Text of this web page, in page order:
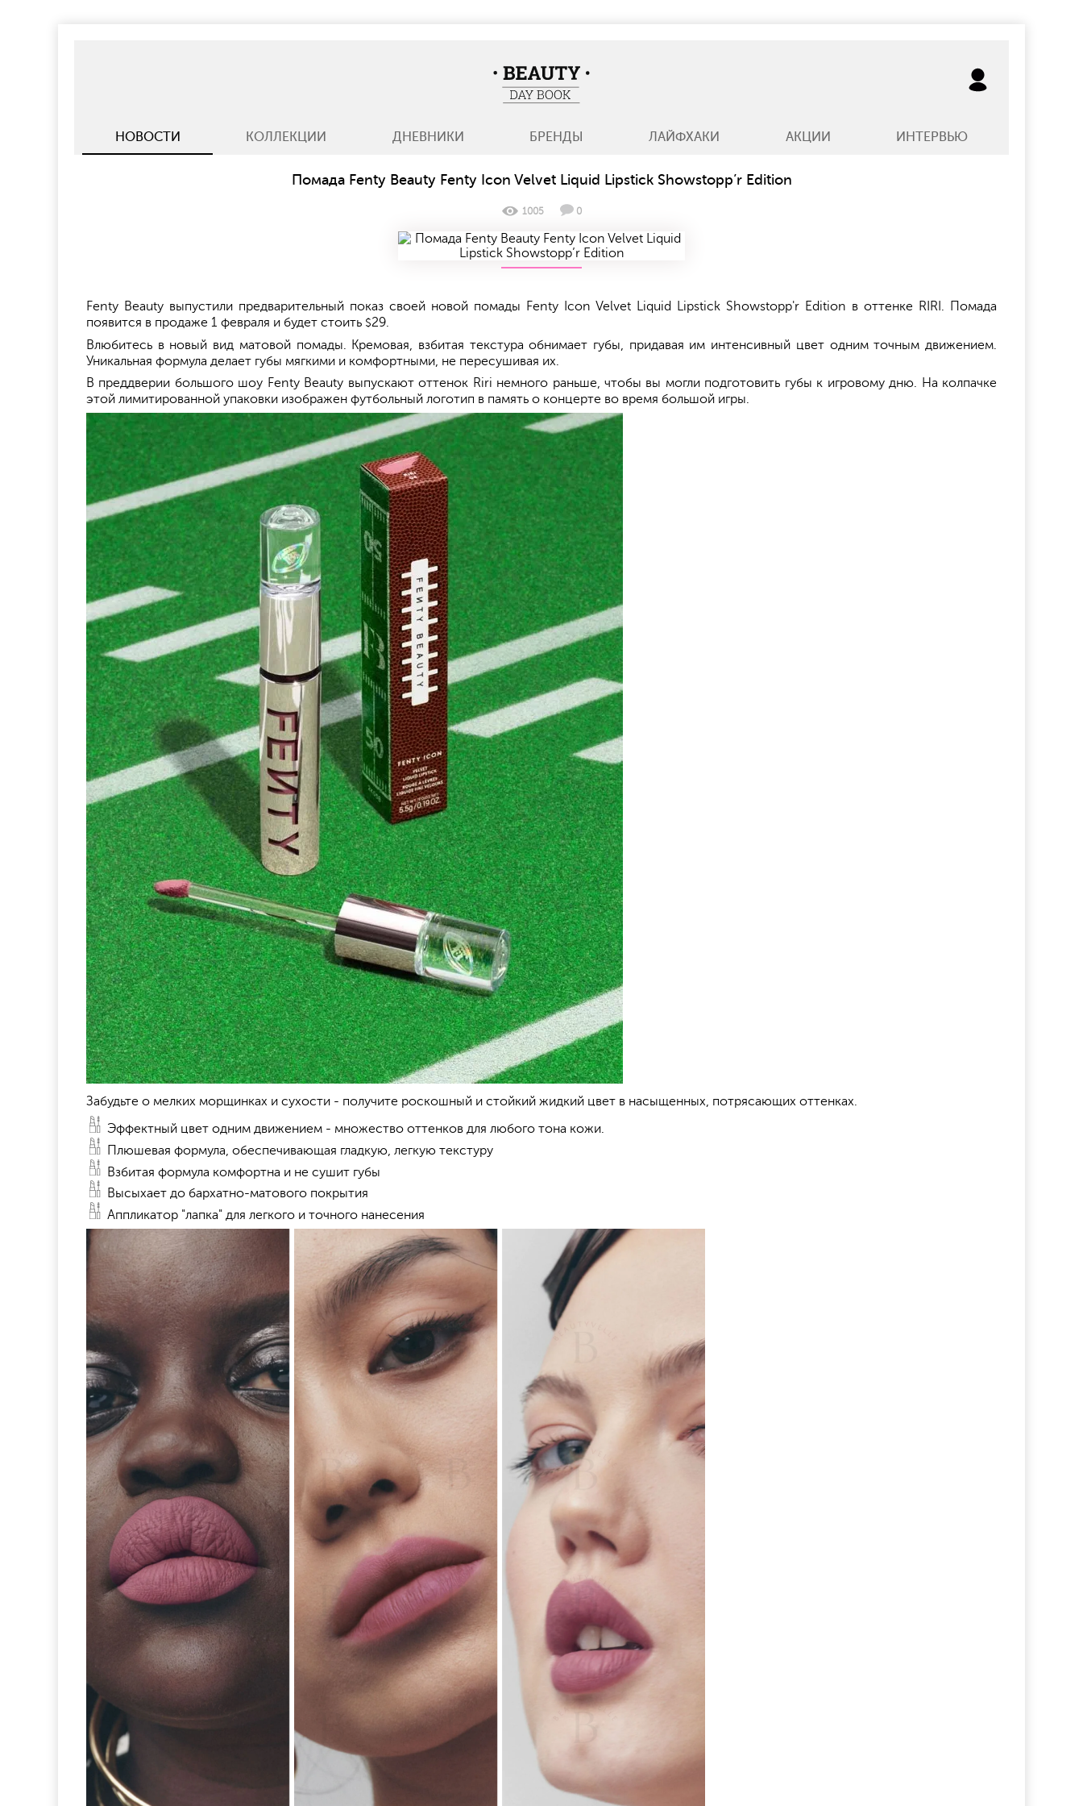
НОВОСТИ КОЛЛЕКЦИИ ДНЕВНИКИ БРЕНДЫ ЛАЙФХАКИ АКЦИИ ИНТЕРВЬЮ
BeautyDayBook
Помада Fenty Beauty Fenty Icon Velvet Liquid Lipstick Showstopp’r Edition
1005 0
Fenty Beauty выпустили предварительный показ своей новой помады Fenty Icon Velvet Liquid Lipstick Showstopp'r Edition в оттенке RIRI. Помада
появится в продаже 1 февраля и будет стоить $29.
Влюбитесь в новый вид матовой помады. Кремовая, взбитая текстура обнимает губы, придавая им интенсивный цвет одним точным движением.
Уникальная формула делает губы мягкими и комфортными, не пересушивая их.
В преддверии большого шоу Fenty Beauty выпускают оттенок Riri немного раньше, чтобы вы могли подготовить губы к игровому дню. На колпачке
этой лимитированной упаковки изображен футбольный логотип в память о концерте во время большой игры.
Забудьте о мелких морщинках и сухости - получите роскошный и стойкий жидкий цвет в насыщенных, потрясающих оттенках.
Эффектный цвет одним движением - множество оттенков для любого тона кожи.
Плюшевая формула, обеспечивающая гладкую, легкую текстуру
Взбитая формула комфортна и не сушит губы
Высыхает до бархатно-матового покрытия
Аппликатор "лапка" для легкого и точного нанесения